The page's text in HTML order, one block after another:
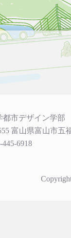
都市デザイン学部
富山県富山市五
6918